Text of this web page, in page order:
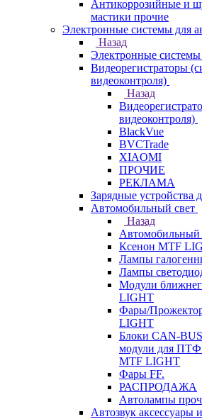
Антикоррозийные и
мастики прочие
Электронные системы для
Назад
Электронные системы
Видеорегистраторы
видеоконтроля)
Назад
видеоконтроля)
BlackVue
BVCTrade
XIAOMI
ПРОЧИЕ
РЕКЛАМА
Зарядные устройства
Автомобильный свет
Назад
Автомобильный
Ксенон MTF
Лампы
Лампы
Модули
LIGHT
Фары/
LIGHT
Блоки CAN-
модули для ПТФ
MTF LIGHT
Фары FF.
РАСПРОДАЖА
Автолампы
Автозвук аксессуары